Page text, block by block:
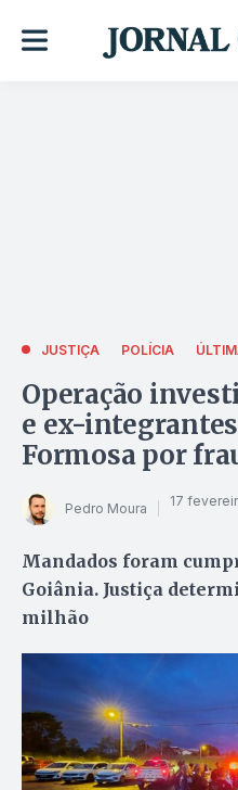
JUSTIÇA POLÍCIA
Operação
e ex-
Formosa por
Pedro Moura 17
Mandados foram
Goiânia. Justiça
milhão